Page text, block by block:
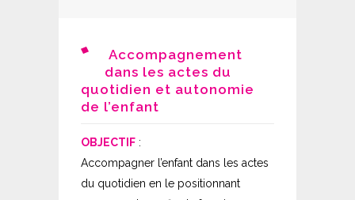
Accompagnement
dans les actes du
quotidien et autonomie
de l’enfant
OBJECTIF :
Accompagner l’enfant dans les actes
du quotidien en le positionnant